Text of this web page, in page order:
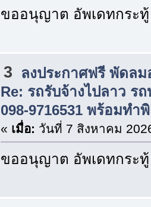
ขออนุญาต อัพเดทกระทู้
3
ลงประกาศฟรี พัดล
Re: รถรับจ้างไปลาว ร
098-9716531 พร้อมท
« เมื่อ: วันที่ 7 สิงหาคม
ขออนุญาต อัพเดทกระทู้